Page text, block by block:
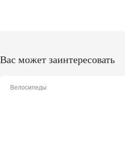
Вас может заинтересовать
Велосипеды